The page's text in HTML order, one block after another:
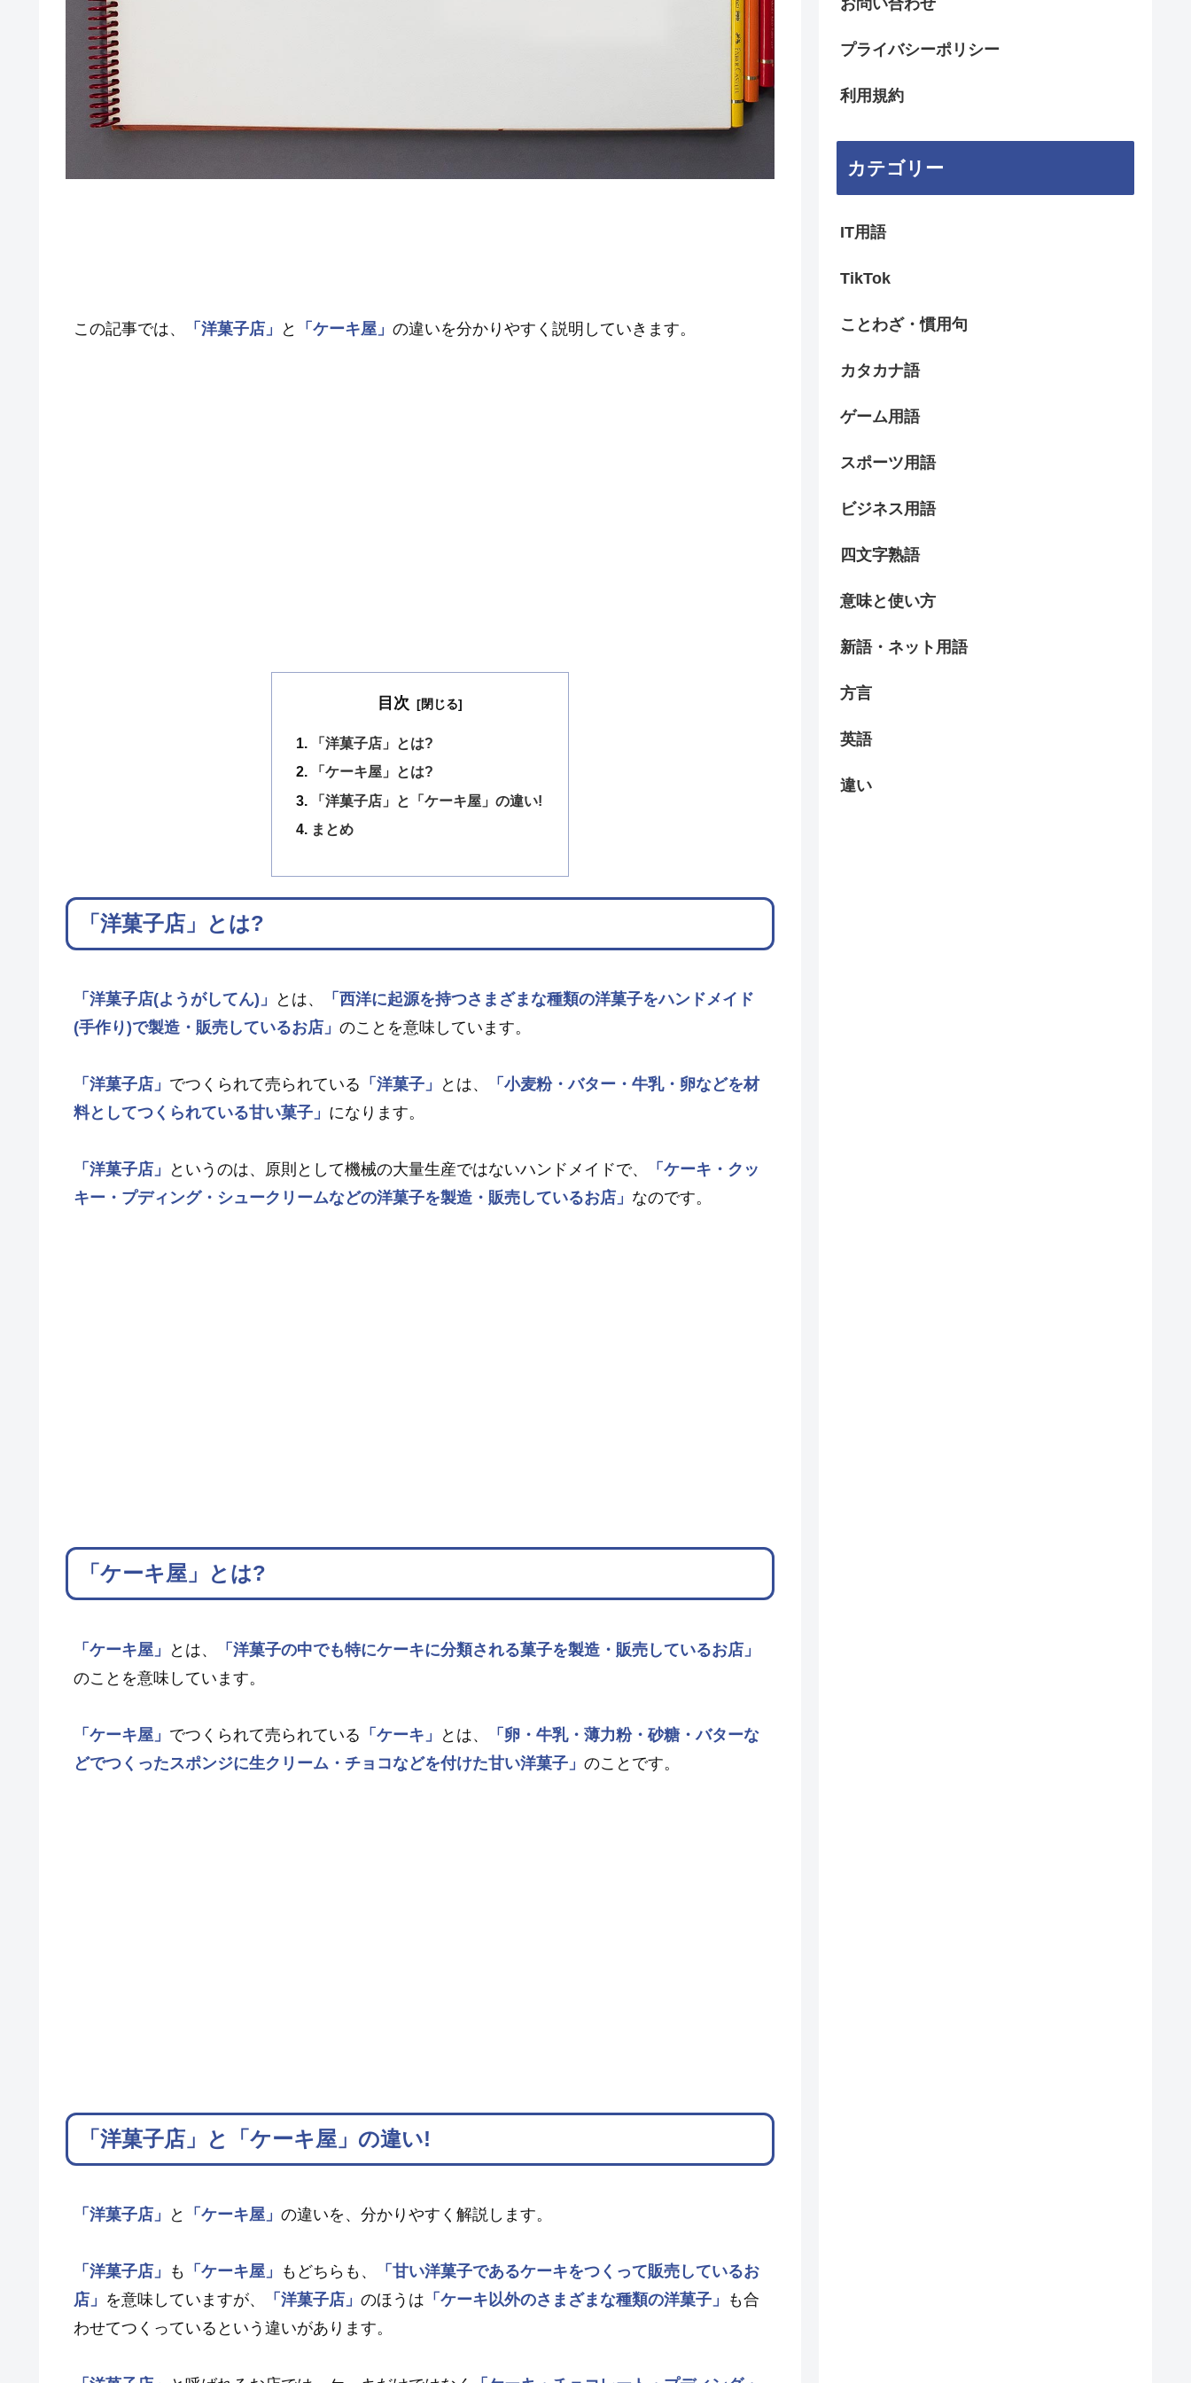
この記事では、 「洋菓子店」 と 「ケーキ屋」 の違いを分かりやすく説明していきます。
目次
「洋菓子店」とは?
「ケーキ屋」とは?
「洋菓子店」と「ケーキ屋」の違い!
まとめ
「洋菓子店」とは?
「洋菓子店(ようがしてん)」 とは、
「西洋に起源を持つさまざまな種類の洋菓子をハンドメイド
(手作り)で製造・販売しているお店」 のことを意味しています。
「洋菓子店」 でつくられて売られている 「洋菓子」 とは、
「小麦粉・バター・牛乳・卵などを材
料としてつくられている甘い菓子」 になります。
「洋菓子店」 というのは、原則として機械の大量生産ではないハンドメイドで、
「ケーキ・クッ
キー・プディング・シュークリームなどの洋菓子を製造・販売しているお店」 なのです。
「ケーキ屋」とは?
「ケーキ屋」 とは、
「洋菓子の中でも特にケーキに分類される菓子を製造・販売しているお店」
のことを意味しています。
「ケーキ屋」 でつくられて売られている 「ケーキ」 とは、
「卵・牛乳・薄力粉・砂糖・バターな
どでつくったスポンジに生クリーム・チョコなどを付けた甘い洋菓子」 のことです。
「洋菓子店」と「ケーキ屋」の違い!
「洋菓子店」 と 「ケーキ屋」 の違いを、分かりやすく解説します。
「洋菓子店」 も 「ケーキ屋」 もどちらも、
「甘い洋菓子であるケーキをつくって販売しているお
店」 を意味していますが、 「洋菓子店」 のほうは 「ケーキ以外のさまざまな種類の洋菓子」
も合
わせてつくっているという違いがあります。
プライバシーポリシー
利用規約
カテゴリー
IT用語
TikTok
ことわざ・慣用句
カタカナ語
ゲーム用語
スポーツ用語
ビジネス用語
四文字熟語
意味と使い方
新語・ネット用語
方言
英語
違い